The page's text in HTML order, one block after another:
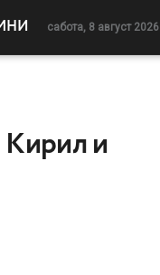
сабота, 8 август 2026
Кирил и